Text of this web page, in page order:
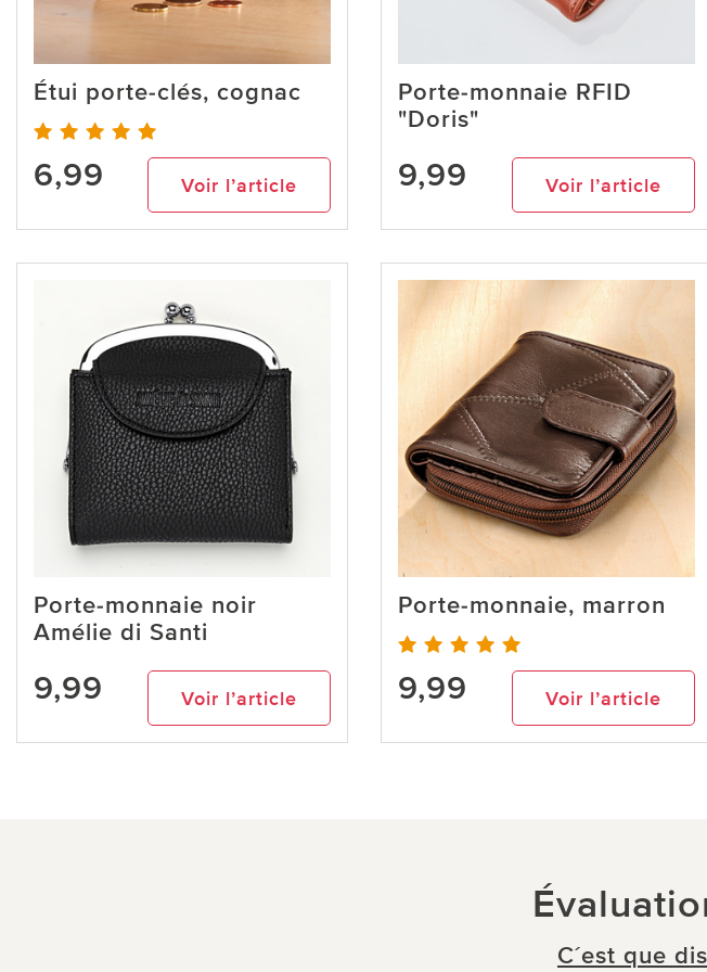
Étui porte-clés, cognac
6,99 Voir l’article
Porte-monnaie RFID
"Doris"
9,99 Voir l’article
Porte-monnaie noir
Amélie di Santi
9,99 Voir l’article
Porte-monnaie, marron
9,99 Voir l’article
C´est que